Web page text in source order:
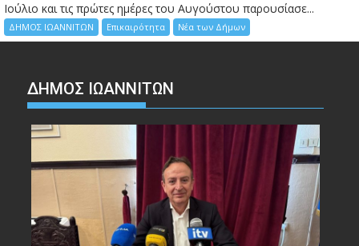
Ιούλιο και τις πρώτες ημέρες του Αυγούστου παρουσίασε...
ΔΗΜΟΣ ΙΩΑΝΝΙΤΩΝ Επικαιρότητα Νέα των Δήμων
ΔΗΜΟΣ ΙΩΑΝΝΙΤΩΝ